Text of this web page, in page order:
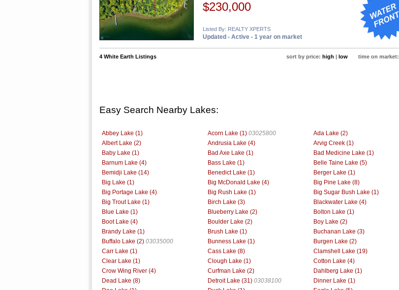
$230,000
Listed By: REALTY XPERTS
Updated - Active - 1 year on market
4 White Earth Listings sort by price: high | low time on market:
Easy Search Nearby Lakes:
Abbey Lake (1) Acorn Lake (1) 03025800
Ada Lake (2)
Albert Lake (2)
Andrusia Lake (4)
Arvig Creek (1)
Baby Lake (1)
Bad Axe Lake (1)
Bad Medicine Lake (1)
Barnum Lake (4)
Bass Lake (1)
Belle Taine Lake (5)
Bemidji Lake (14)
Benedict Lake (1)
Berger Lake (1)
Big Lake (1)
Big McDonald Lake (4)
Big Pine Lake (8)
Big Portage Lake (4)
Big Rush Lake (1)
Big Sugar Bush Lake (1)
Big Trout Lake (1)
Birch Lake (3)
Blackwater Lake (4)
Blue Lake (1)
Blueberry Lake (2)
Bolton Lake (1)
Boot Lake (4)
Boulder Lake (2)
Boy Lake (2)
Brandy Lake (1)
Brush Lake (1)
Buchanan Lake (3)
Buffalo Lake (2) 03035000 Bunness Lake (1)
Burgen Lake (2)
Carr Lake (1)
Cass Lake (8)
Clamshell Lake (19)
Clear Lake (1)
Clough Lake (1)
Cotton Lake (4)
Crow Wing River (4)
Curfman Lake (2)
Dahlberg Lake (1)
Dead Lake (8)
Detroit Lake (31) 03038100
Dinner Lake (1)